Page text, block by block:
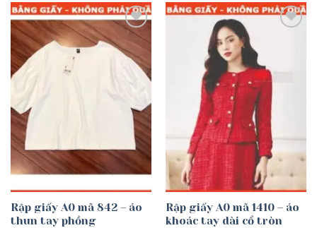
Add to
wishlist
Rập giấy A0 mã 842 – áo
thun tay phồng
Rập giấy A0 mã 1410 – áo
khoác tay dài cổ tròn